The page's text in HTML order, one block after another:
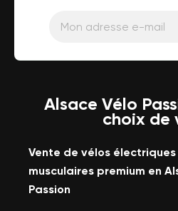
Alsace Vélo
choix de
Vente de vélos
musculaires premium en
Passion